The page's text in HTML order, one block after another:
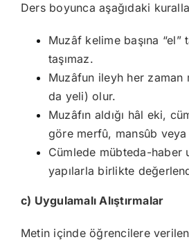
Ders boyunca aşağıdaki
Muzâf kelime başına “el”
taşımaz.
Muzâfun ileyh her zaman
da yeli) olur.
Muzâfın aldığı hâl eki,
göre merfû, mansûb
Cümlede mübteda-haber
yapılarla birlikte
c) Uygulamalı Alıştırmalar
Metin içinde öğrencilere